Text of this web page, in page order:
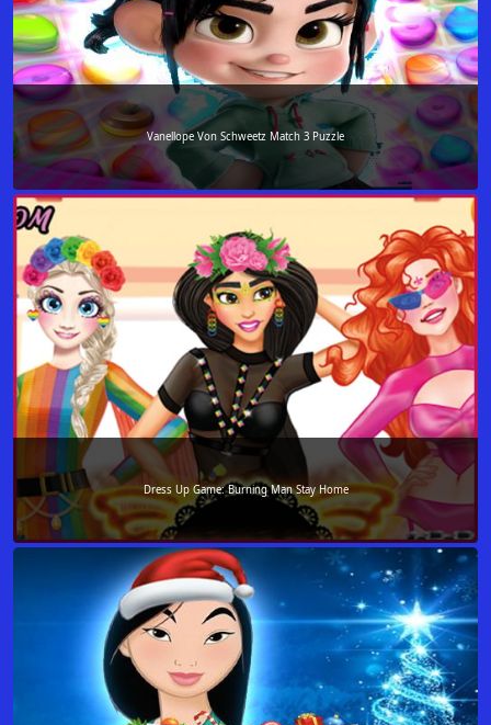
Vanellope Von Schweetz Match 3 Puzzle
Dress Up Game: Burning Man Stay Home